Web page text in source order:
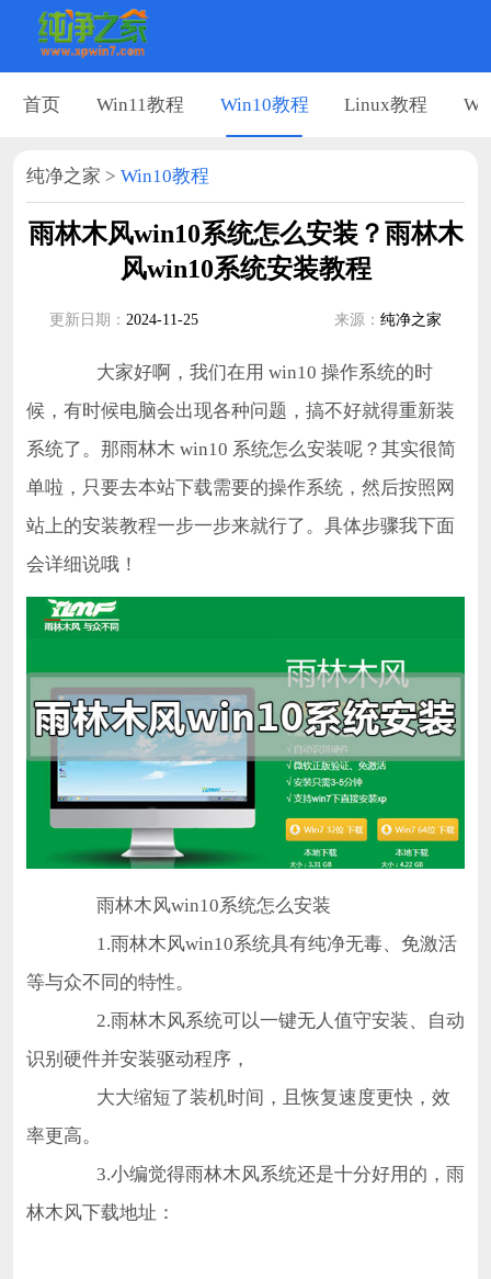
首页 Win11教程 Win10教程 Linux教程
纯净之家 > Win10教程
雨林木风win10系统怎么安装？雨林木
风win10系统安装教程
更新日期： 2024-11-25 来源：纯净之家
大家好啊，我们在用 win10 操作系统的时
候，有时候电脑会出现各种问题，搞不好就得重新装
系统了。那雨林木 win10 系统怎么安装呢？其实很简
单啦，只要去本站下载需要的操作系统，然后按照网
站上的安装教程一步一步来就行了。具体步骤我下面
会详细说哦！
雨林木风win10系统怎么安装
1.雨林木风win10系统具有纯净无毒、免激活
等与众不同的特性。
2.雨林木风系统可以一键无人值守安装、自动
识别硬件并安装驱动程序，
大大缩短了装机时间，且恢复速度更快，效
率更高。
3.小编觉得雨林木风系统还是十分好用的，雨
林木风下载地址：